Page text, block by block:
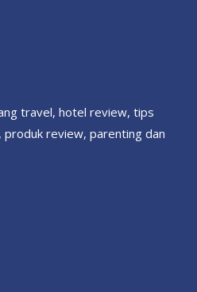
travel, hotel review, tips
produk review, parenting dan